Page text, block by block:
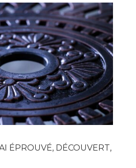
ÉPROUVÉ, DÉCOUVERT,